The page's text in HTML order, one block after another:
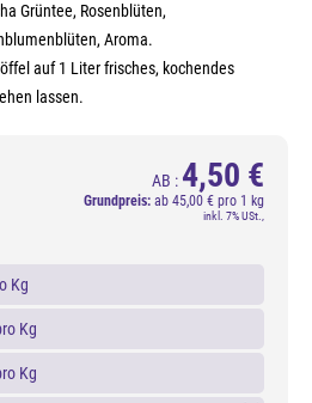
Grüntee, Rosenblüten,
Aroma.
auf 1 Liter frisches, kochendes
lassen.
AB : 4,50 €
Grundpreis: ab 45,00 € pro 1 kg
inkl. 7% USt.,
Kg
Kg
Kg